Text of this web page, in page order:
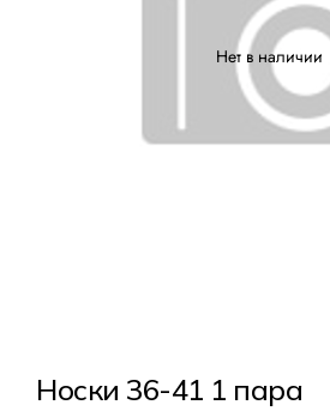
Нет в наличии
Носки 36-41 1 пара